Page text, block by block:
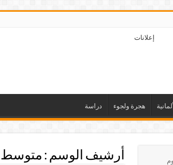
إعلانات
هجرة ولجوء دراسة
أرشيف الوسم : متوسط